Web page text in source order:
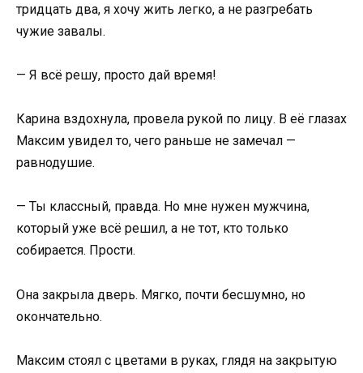
тридцать два, я хочу жить легко, а не разгребать
чужие завалы.
— Я всё решу, просто дай время!
Карина вздохнула, провела рукой по лицу. В её глазах
Максим увидел то, чего раньше не замечал —
равнодушие.
— Ты классный, правда. Но мне нужен мужчина,
который уже всё решил, а не тот, кто только
собирается. Прости.
Она закрыла дверь. Мягко, почти бесшумно, но
окончательно.
Максим стоял с цветами в руках, глядя на закрытую